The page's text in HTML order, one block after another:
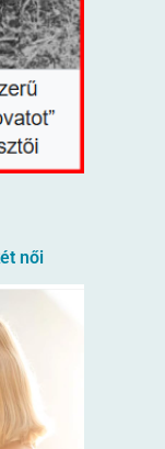
női